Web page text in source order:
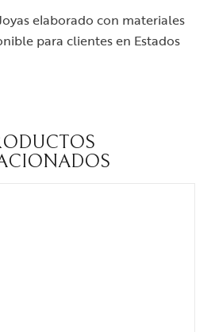
elaborado con materiales
para clientes en Estados